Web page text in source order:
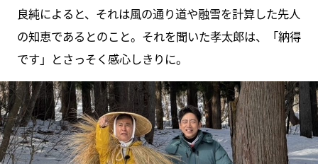
良純によると、それは風の通り道や融雪を計算した先人
の知恵であるとのこと。それを聞いた孝太郎は、「納得
です」とさっそく感心しきりに。